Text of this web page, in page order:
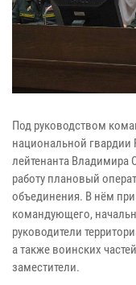
Под руководством
национальной гвардии
лейтенанта Владимира
работу плановый
объединения. В нём
командующего,
руководители
а также воинских
заместители.